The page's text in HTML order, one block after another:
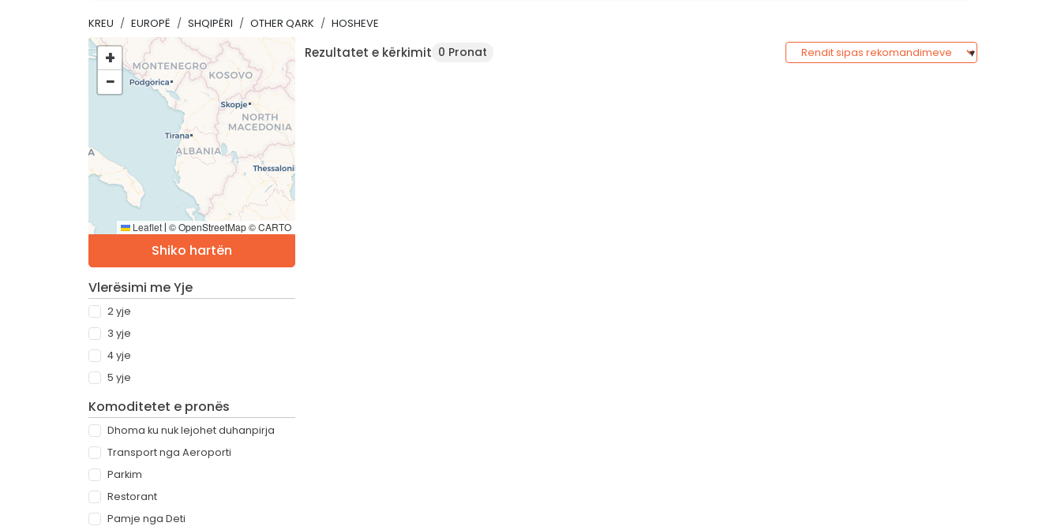
KREU EUROPË SHQIPËRI OTHER QARK HOSHEVE
+
−
Leaflet | © OpenStreetMap © CARTO
Shiko hartën
Vlerësimi me Yje
2 yje
3 yje
4 yje
5 yje
Komoditetet e pronës
Dhoma ku nuk lejohet duhanpirja
Transport nga Aeroporti
Parkim
Restorant
Pamje nga Deti
Rezultatet e kërkimit 0 Pronat